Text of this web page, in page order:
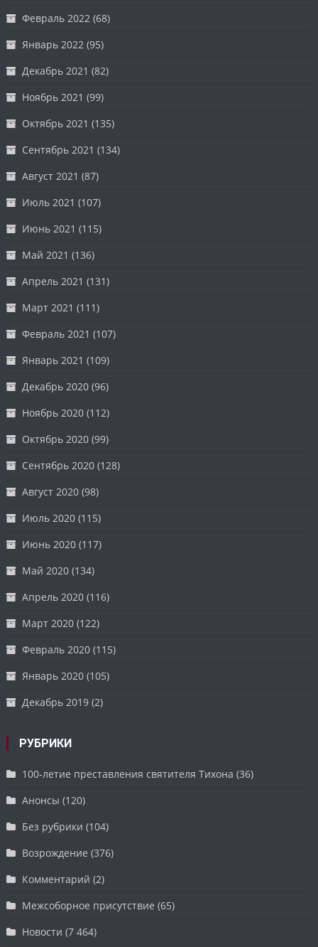
Февраль 2022 (68)
Январь 2022 (95)
Декабрь 2021 (82)
Ноябрь 2021 (99)
Октябрь 2021 (135)
Сентябрь 2021 (134)
Август 2021 (87)
Июль 2021 (107)
Июнь 2021 (115)
Май 2021 (136)
Апрель 2021 (131)
Март 2021 (111)
Февраль 2021 (107)
Январь 2021 (109)
Декабрь 2020 (96)
Ноябрь 2020 (112)
Октябрь 2020 (99)
Сентябрь 2020 (128)
Август 2020 (98)
Июль 2020 (115)
Июнь 2020 (117)
Май 2020 (134)
Апрель 2020 (116)
Март 2020 (122)
Февраль 2020 (115)
Январь 2020 (105)
Декабрь 2019 (2)
РУБРИКИ
100-летие преставления святителя Тихона (36)
Анонсы (120)
Без рубрики (104)
Возрождение (376)
Комментарий (2)
Межсоборное присутствие (65)
Новости (7 464)